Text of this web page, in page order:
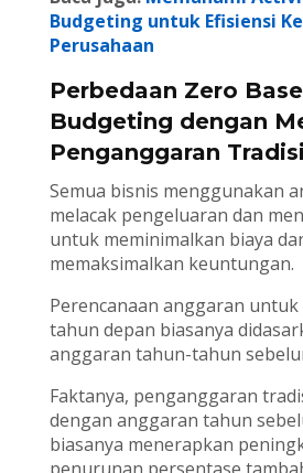
Budgeting untuk Efisiensi
Perusahaan
Perbedaan Zero
Budgeting dengan
Penganggaran
Semua bisnis menggunakan
melacak pengeluaran dan
untuk meminimalkan biaya
memaksimalkan keuntungan.
Perencanaan anggaran
tahun depan biasanya
anggaran tahun-tahun
Faktanya, penganggaran
dengan anggaran tahun
biasanya menerapkan